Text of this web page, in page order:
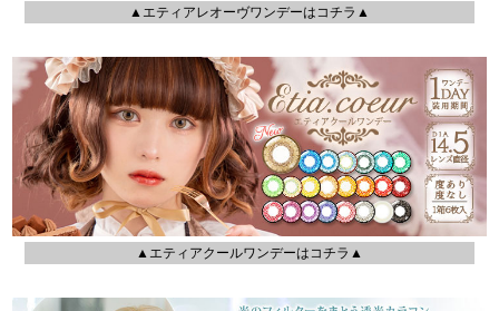
▲エティアレオーヴワンデーはコチラ▲
▲エティアクールワンデーはコチラ▲